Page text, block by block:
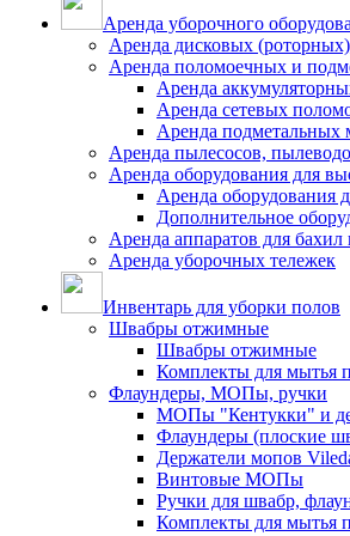
Аренда уборочного
Аренда дисковых
Аренда поломоечных и
Аренда
Аренда сетевых
Аренда подметальных
Аренда пылесосов,
Аренда оборудования для
Аренда оборудования
Дополнительное
Аренда аппаратов для
Аренда уборочных тележек
Инвентарь для уборки полов
Швабры отжимные
Швабры отжимные
Комплекты для мытья
Флаундеры, МОПы, ручки
МОПы "Кентукки" и
Флаундеры (плоские
Держатели мопов
Винтовые МОПы
Ручки для швабр,
Комплекты для мытья